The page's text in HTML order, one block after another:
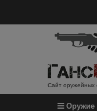
Сайт оружейных
Оружие